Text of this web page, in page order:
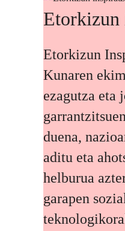
Etorkizun
Etorkizun
Kunaren
ezagutza eta
duena,
aditu eta
helburua
garapen